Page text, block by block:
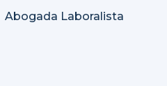
Abogada Laboralista